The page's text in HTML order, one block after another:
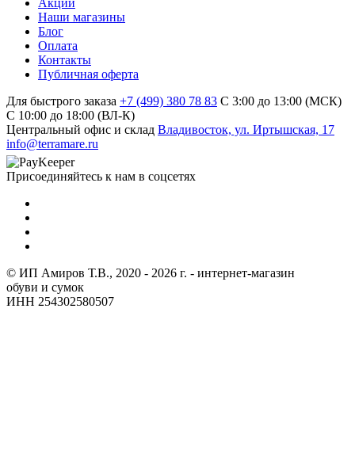
Наши магазины
Блог
Оплата
Контакты
Публичная оферта
Для быстрого заказа +7 (499) 380 78 83 С 3:00 до 13:00 (МСК)
C 10:00 до 18:00 (ВЛ-К)
Центральный офис и склад Владивосток, ул. Иртышская, 17
info@terramare.ru
Присоединяйтесь к нам в соцсетях
© ИП Амиров Т.В., 2020 - 2026 г. - интернет-магазин
обуви и сумок
ИНН 254302580507